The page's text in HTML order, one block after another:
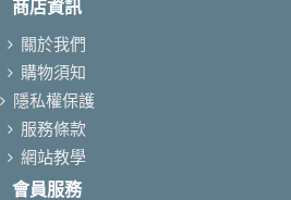
商店資訊
關於我們
購物須知
隱私權保護
服務條款
網站教學
會員服務